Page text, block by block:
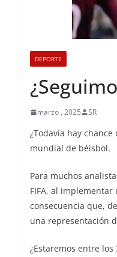
DEPORTE
marzo , 2025 SR
¿Todavía hay
mundial de béisbol.
Para muchos
FIFA, al
consecuencia que,
una representación
¿Estaremos entre